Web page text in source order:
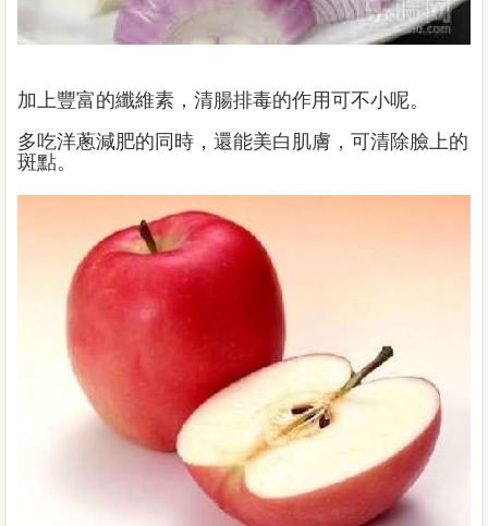
加上豐富的纖維素，清腸排毒的作用可不小呢。
多吃洋蔥減肥的同時，還能美白肌膚，可清除臉上的
斑點。